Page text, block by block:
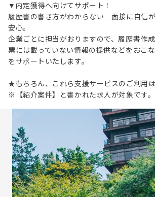
▼内定獲得へ向けてサポート！
履歴書の書き方がわからない…面接に自信
安心。
企業ごとに担当がおりますので、履歴書作
票には載っていない情報の提供などをおこ
をサポートいたします。
★もちろん、これら支援サービスのご利用
※【紹介案件】と書かれた求人が対象です。